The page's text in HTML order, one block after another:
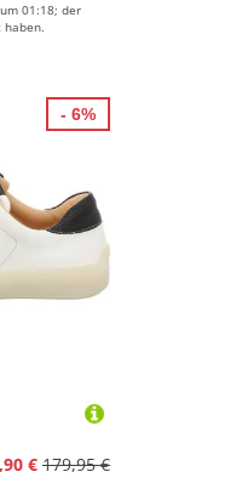
01:18; der
haben.
€ 179,95 €
- 6%